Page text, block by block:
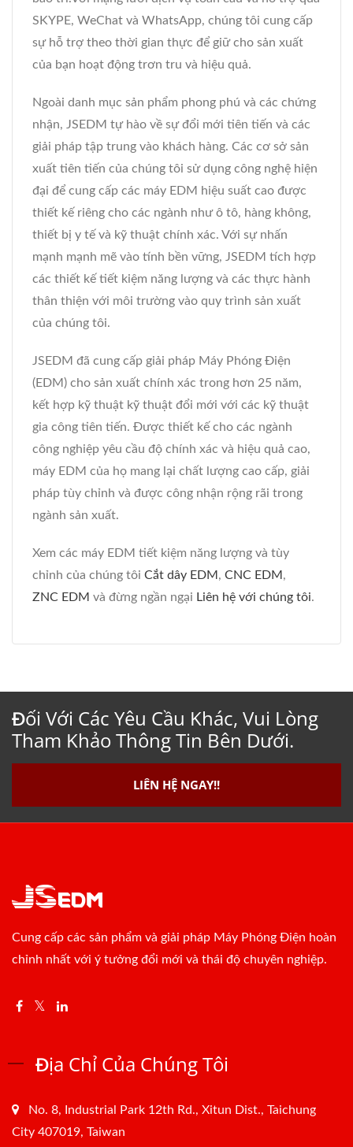
SKYPE, WeChat và WhatsApp, chúng tôi cung cấp
sự hỗ trợ theo thời gian thực để giữ cho sản xuất
của bạn hoạt động trơn tru và hiệu quả.
Ngoài danh mục sản phẩm phong phú và các chứng
nhận, JSEDM tự hào về sự đổi mới tiên tiến và các
giải pháp tập trung vào khách hàng. Các cơ sở sản
xuất tiên tiến của chúng tôi sử dụng công nghệ hiện
đại để cung cấp các máy EDM hiệu suất cao được
thiết kế riêng cho các ngành như ô tô, hàng không,
thiết bị y tế và kỹ thuật chính xác. Với sự nhấn
mạnh mạnh mẽ vào tính bền vững, JSEDM tích hợp
các thiết kế tiết kiệm năng lượng và các thực hành
thân thiện với môi trường vào quy trình sản xuất
của chúng tôi.
JSEDM đã cung cấp giải pháp Máy Phóng Điện
(EDM) cho sản xuất chính xác trong hơn 25 năm,
kết hợp kỹ thuật kỹ thuật đổi mới với các kỹ thuật
gia công tiên tiến. Được thiết kế cho các ngành
công nghiệp yêu cầu độ chính xác và hiệu quả cao,
máy EDM của họ mang lại chất lượng cao cấp, giải
pháp tùy chỉnh và được công nhận rộng rãi trong
ngành sản xuất.
Xem các máy EDM tiết kiệm năng lượng và tùy
chỉnh của chúng tôi Cắt dây EDM , CNC EDM ,
ZNC EDM và đừng ngần ngại Liên hệ với chúng tôi.
Đối Với Các Yêu Cầu Khác, Vui Lòng
Tham Khảo Thông Tin Bên Dưới.
LIÊN HỆ NGAY!!
Cung cấp các sản phẩm và giải pháp Máy Phóng Điện hoàn
chỉnh nhất với ý tưởng đổi mới và thái độ chuyên nghiệp.
Địa Chỉ Của Chúng Tôi
No. 8, Industrial Park 12th Rd., Xitun Dist., Taichung
City 407019, Taiwan